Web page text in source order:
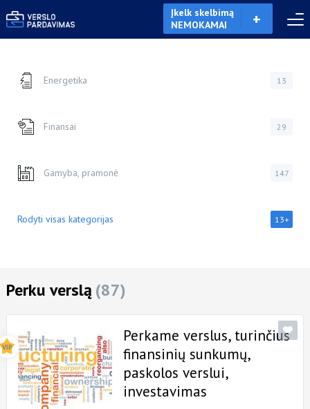
Įkelk skelbimą
NEMOKAMAI
Energetika 13
Finansai 29
Gamyba, pramonė 147
Rodyti visas kategorijas 13+
Perku verslą (87)
Perkame verslus, turinčius
finansinių sunkumų,
paskolos verslui,
investavimas